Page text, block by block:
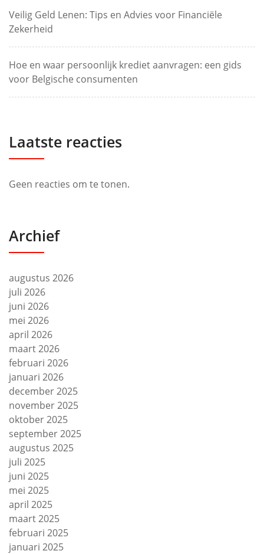
Veilig Geld Lenen: Tips en Advies voor Financiële
Zekerheid
Hoe en waar persoonlijk krediet aanvragen: een gids
voor Belgische consumenten
Laatste reacties
Geen reacties om te tonen.
Archief
augustus 2026
juli 2026
juni 2026
mei 2026
april 2026
maart 2026
februari 2026
januari 2026
december 2025
november 2025
oktober 2025
september 2025
augustus 2025
juli 2025
juni 2025
mei 2025
april 2025
maart 2025
februari 2025
januari 2025